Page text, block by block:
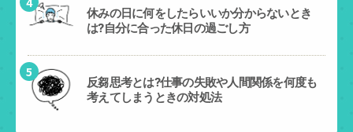
休みの日に何をしたらいいか分からないとき
は?自分に合った休日の過ごし方
5
反芻思考とは?仕事の失敗や人間関係を何度も
考えてしまうときの対処法